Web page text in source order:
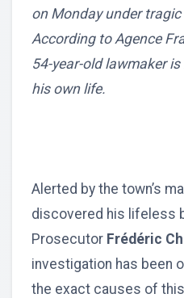
on Monday under
According to Agence
54-year-old lawmaker
his own life.
Alerted by the town’s
discovered his lifeless
Prosecutor Frédéric
investigation has been
the exact causes of